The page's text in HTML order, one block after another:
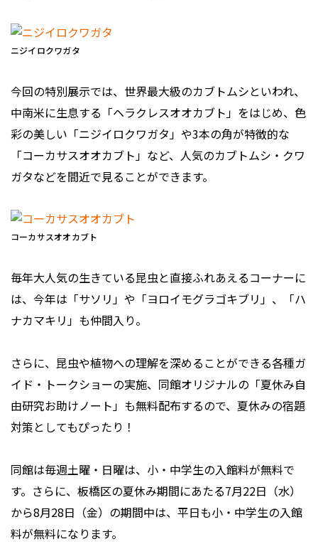
ニジイロクワガタ
今回の特別展示では、世界最大級のカブトムシといわれ、
中南米に生息する「ヘラクレスオオカブト」をはじめ、色
彩の美しい「ニジイロクワガタ」や3本の角が特徴的な
「コーカサスオオカブト」など、人気のカブトムシ・クワ
ガタなどを間近で見ることができます。
コーカサスオオカブト
毎年大人気の生きている昆虫と直接ふれあえるコーナーに
は、今年は「サソリ」や「ヨロイモグラゴキブリ」、「ハ
ナカマキリ」も仲間入り。
さらに、昆虫や植物への理解を深めることができる各種ガ
イド・トークショーの実施、同館オリジナルの「夏休み自
由研究お助けノート」も無料配布するので、夏休みの宿題
対策としてもぴったり！
同館は毎週土曜・日曜は、小・中学生の入館料が無料で
す。さらに、板橋区の夏休み期間にあたる7月22日（水）
から8月28日（金）の期間中は、平日も小・中学生の入館
料が無料になります。